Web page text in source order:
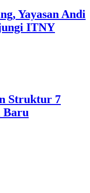
Yayasan Andi
ITNY
Struktur 7
Baru